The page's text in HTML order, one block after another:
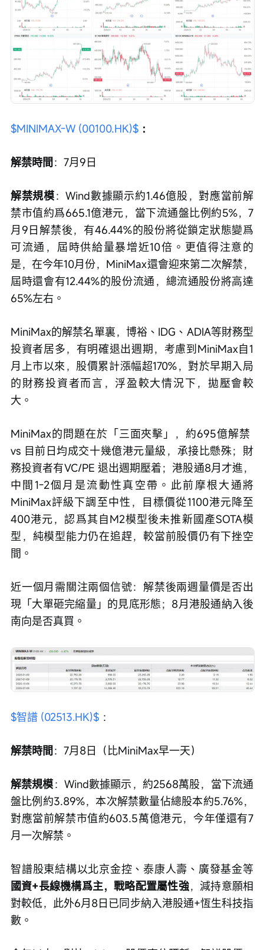
$MINIMAX-W (00100.HK)$ ：
解禁時間：7月9日
解禁規模：Wind數據顯示約1.46億股，對應當前解
禁市值約爲665.1億港元，當下流通盤比例約5%，7
月9日解禁後，有46.44%的股份將從鎖定狀態變爲
可流通，屆時供給量暴增近10倍。更值得注意的
是，在今年10月份，MiniMax還會迎來第二次解禁，
屆時還會有12.44%的股份流通，總流通股份將高達
65%左右。
MiniMax的解禁名單裏，博裕、IDG、ADIA等財務型
投資者居多，有明確退出週期，考慮到MiniMax自1
月上市以來，股價累計漲幅超170%，對於早期入局
的財務投資者而言，浮盈較大情況下，拋壓會較
大。
MiniMax的問題在於「三面夾擊」，約695億解禁
vs 目前日均成交十幾億港元量級，承接比懸殊；財
務投資者有VC/PE 退出週期壓着；港股通8月才進，
中間1-2個月是流動性真空帶。此前摩根大通將
MiniMax評級下調至中性，目標價從1100港元降至
400港元，認爲其自M2模型後未推新國產SOTA模
型，純模型能力仍在追趕，較當前股價仍有下挫空
間。
近一個月需關注兩個信號：解禁後兩週量價是否出
現「大單砸完縮量」的見底形態；8月港股通納入後
南向是否真買。
$智譜 (02513.HK)$ ：
解禁時間：7月8日（比MiniMax早一天）
解禁規模：Wind數據顯示，約2568萬股，當下流通
盤比例約3.89%，本次解禁數量佔總股本約5.76%，
對應當前解禁市值約603.5萬億港元，今年僅還有7
月一次解禁。
智譜股東結構以北京金控、泰康人壽、廣發基金等
國資+長線機構爲主，戰略配置屬性強，減持意願相
對較低，此外6月8日已同步納入港股通+恆生科技指
數。